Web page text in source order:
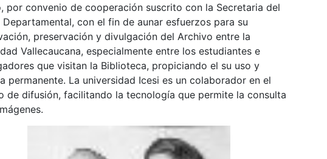
por convenio de cooperación suscrito con la Secretaria del
Departamental, con el fin de aunar esfuerzos para su
preservación y divulgación del Archivo entre la
Vallecaucana, especialmente entre los estudiantes e
que visitan la Biblioteca, propiciando el su uso y
permanente. La universidad Icesi es un colaborador en el
de difusión, facilitando la tecnología que permite la consulta